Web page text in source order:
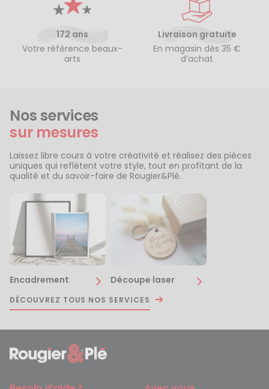
172 ans
Votre référence beaux-
arts
Livraison gratuite
En magasin dès 35 €
d’achat
Nos services
sur mesures
Laissez libre cours à votre créativité et réalisez des pièces
uniques qui reflètent votre style, tout en profitant de la
qualité et du savoir-faire de Rougier&Plé.
Encadrement Découpe laser
DÉCOUVREZ TOUS NOS SERVICES